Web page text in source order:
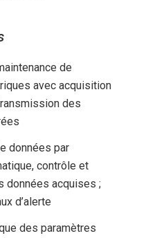
de
avec acquisition
des
données par
contrôle et
données acquises ;
d’alerte
des paramètres